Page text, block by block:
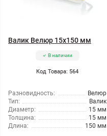
Валик Велюр 15x150 мм
В наличии
Код Товара: 564
Разновидность:
Велюр
Тип:
Валик
Диаметр:
15 мм
Толщина:
15 мм
Длина:
150 мм